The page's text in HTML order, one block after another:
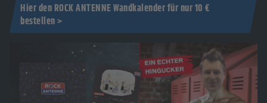
Hier den ROCK ANTENNE Wandkalender für nur 10 €
bestellen >